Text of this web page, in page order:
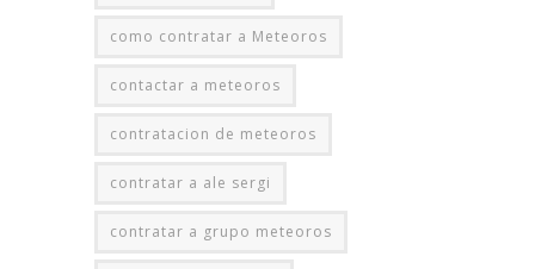
como contratar a Meteoros
contactar a meteoros
contratacion de meteoros
contratar a ale sergi
contratar a grupo meteoros